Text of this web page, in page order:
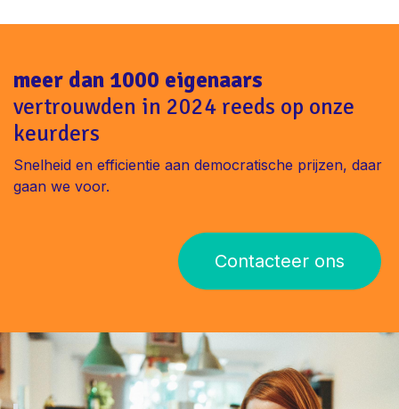
meer dan 1000 eigenaars
vertrouwden in 2024 reeds op onze
keurders
Snelheid en efficientie aan democratische prijzen, daar
gaan we voor.
Contacteer ons